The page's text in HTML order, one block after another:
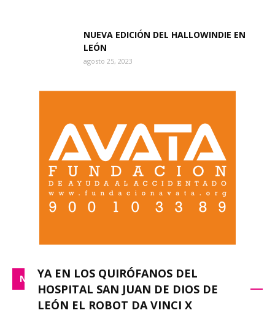
NUEVA EDICIÓN DEL HALLOWINDIE EN
LEÓN
agosto 25, 2023
NACIONAL
YA EN LOS QUIRÓFANOS DEL
HOSPITAL SAN JUAN DE DIOS DE
LEÓN EL ROBOT DA VINCI X